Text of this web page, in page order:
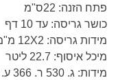
פתח הזנה: 22ס"מ
כושר גריסה: עד 10 דף
מידות גריסה: 12X2 מ"מ
מיכל איסוף: 22.7 ליטר
מידות: ג. 530 ר. 366 ע. 280 מ"מ